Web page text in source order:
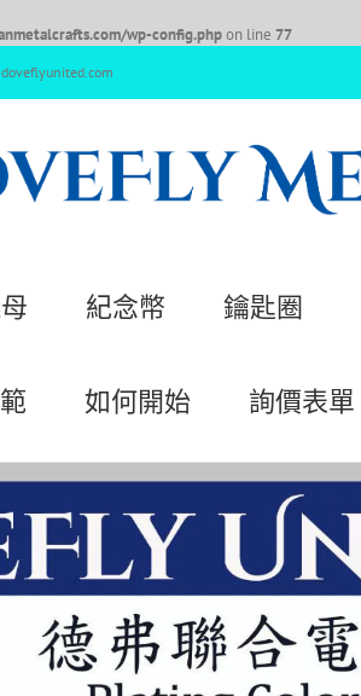
wp-config.phpon line 77
紀念幣 鑰匙圈
如何開始 詢價表單